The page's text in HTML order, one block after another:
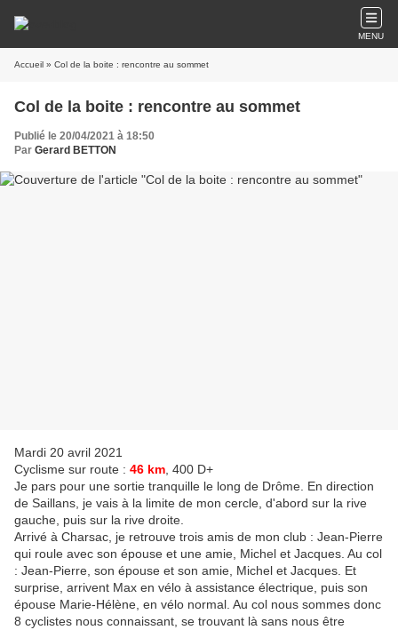
MENU
Accueil » Col de la boite : rencontre au sommet
Col de la boite : rencontre au sommet
Publié le 20/04/2021 à 18:50
Par Gerard BETTON
Mardi 20 avril 2021
Cyclisme sur route : 46 km , 400 D+
Je pars pour une sortie tranquille le long de Drôme. En direction
de Saillans, je vais à la limite de mon cercle, d'abord sur la rive
gauche, puis sur la rive droite.
Arrivé à Charsac, je retrouve trois amis de mon club : Jean-Pierre
qui roule avec son épouse et une amie, Michel et Jacques. Au col
: Jean-Pierre, son épouse et son amie, Michel et Jacques. Et
surprise, arrivent Max en vélo à assistance électrique, puis son
épouse Marie-Hélène, en vélo normal. Au col nous sommes donc
8 cyclistes nous connaissant, se trouvant là sans nous être